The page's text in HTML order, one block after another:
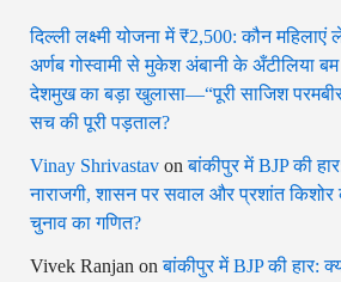
दिल्ली लक्ष्मी योजना में ₹2,500: कौन
अर्णब गोस्वामी से मुकेश अंबानी के अँटीलिया
देशमुख का बड़ा खुलासा—“पूरी साजिश
सच की पूरी पड़ताल?
Vinay Shrivastav onबांकीपुर में BJP की
नाराजगी, शासन पर सवाल और प्रशांत किशोर
चुनाव का गणित?
Vivek Ranjan onबांकीपुर में BJP की हार: